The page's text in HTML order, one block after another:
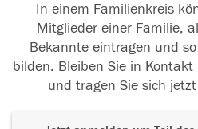
In einem Familienkreis
Mitglieder einer Familie,
Bekannte eintragen und
bilden. Bleiben Sie in
und tragen Sie sich